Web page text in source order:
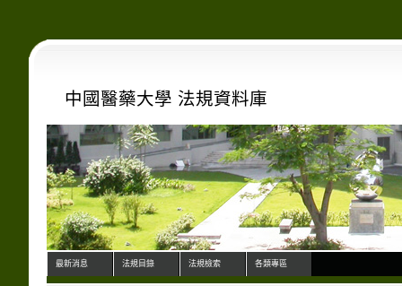
中國醫藥大學 法規資料庫
最新消息 法規目錄 法規檢索 各類專區